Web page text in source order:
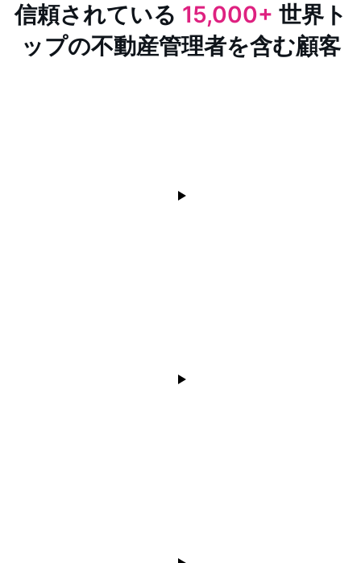
信頼されている 15,000+ 世界ト
ップの不動産管理者を含む顧客